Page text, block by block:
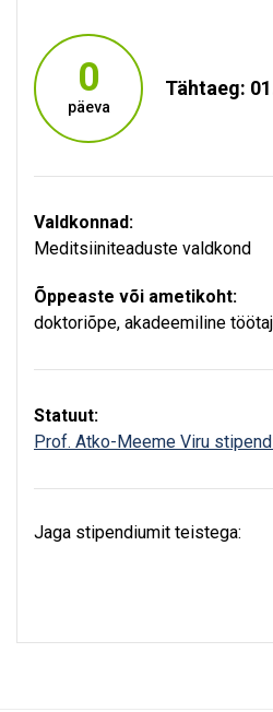
0
päeva
Tähtaeg:
Valdkonnad:
Meditsiiniteaduste valdkond
Õppeaste või ametikoht:
doktoriõpe, akadeemiline
Statuut:
Prof. Atko-Meeme Viru
Jaga stipendiumit teistega: